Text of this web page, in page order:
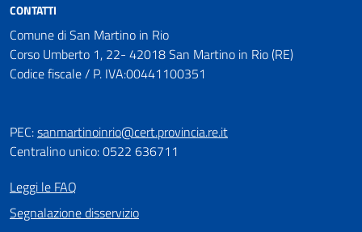
CONTATTI
Comune di San Martino in Rio
Corso Umberto 1, 22- 42018 San Martino in Rio (RE)
Codice fiscale / P. IVA:00441100351
PEC:sanmartinoinrio@cert.provincia.re.it
Centralino unico: 0522 636711
Leggi le FAQ
Segnalazione disservizio